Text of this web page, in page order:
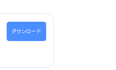
ダウンロード